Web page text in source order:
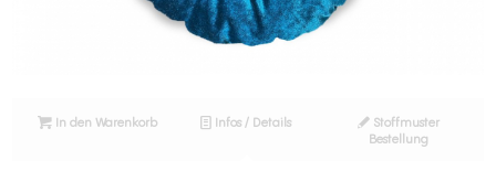
In den Warenkorb Infos / Details
Stoffmuster
Bestellung